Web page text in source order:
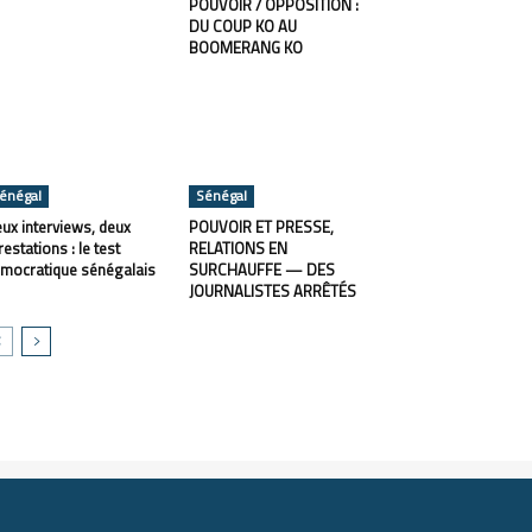
POUVOIR / OPPOSITION :
DU COUP KO AU
BOOMERANG KO
interviews, deux
: le test
sénégalais
Sénégal
POUVOIR ET PRESSE,
RELATIONS EN
SURCHAUFFE — DES
JOURNALISTES ARRÊTÉS